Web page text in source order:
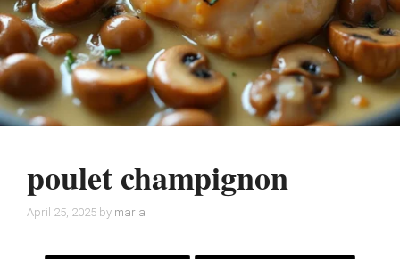
poulet champignon
April 25, 2025 by maria